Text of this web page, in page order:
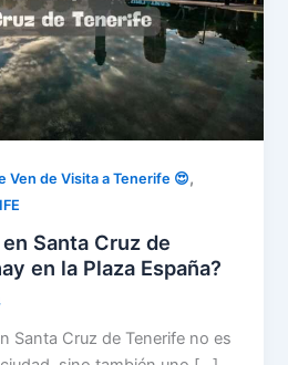
Ven de Visita a Tenerife 😍,
Santa Cruz de
en la Plaza España?
Santa Cruz de Tenerife no es